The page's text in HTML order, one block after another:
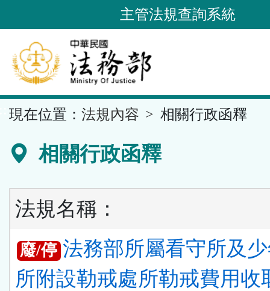
到
要
內
容
區
主管法規查詢系統
現在位置： 法規內容 相關行政函釋
相關行政函釋
法規名稱：
廢/停 法務部所屬看守所及
所附設勒戒處所勒戒費用收